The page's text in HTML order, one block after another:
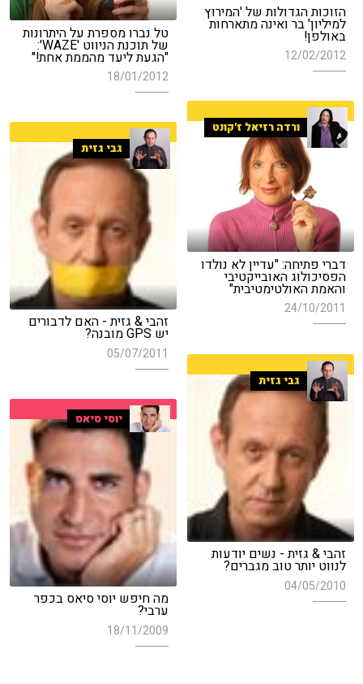
הזוכות הגדולות של 'המירוץ
למיליון' בר ואינה מתארחות
באולפן!
12/02/2012
טל נברו מספרת על היתרונות
של תוכנת הניווט 'WAZE':
"הגעת ליעד מהממת אחת!"
18/01/2012
ורדה רזיאל ז'קונט
דברי פתיחה: "עדיין לא נולדו
הפסיכולוג האובייקטיבי
והאמת האולטימטיבית"
24/10/2011
גבי גזית
זהבי & גזית - האם לדבורים
יש GPS מובנה?
05/07/2011
גבי גזית
זהבי & גזית - נשים יודעות
לנווט יותר טוב מגברים?
04/05/2010
יוסי סיאס
מה חיפש יוסי סיאס בכפר
ערבי?
18/11/2009